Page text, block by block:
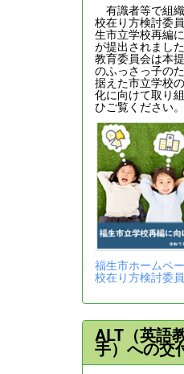
有識者等で組
校在り方検討委
生市立学校再編
が提出されまし
教育委員会は本
のふっさっ子の
据えた市立学校
化に向けて取り
ひご覧ください。
福生市ホームペ
校在り方検討委員
ALT（英語
手）への交